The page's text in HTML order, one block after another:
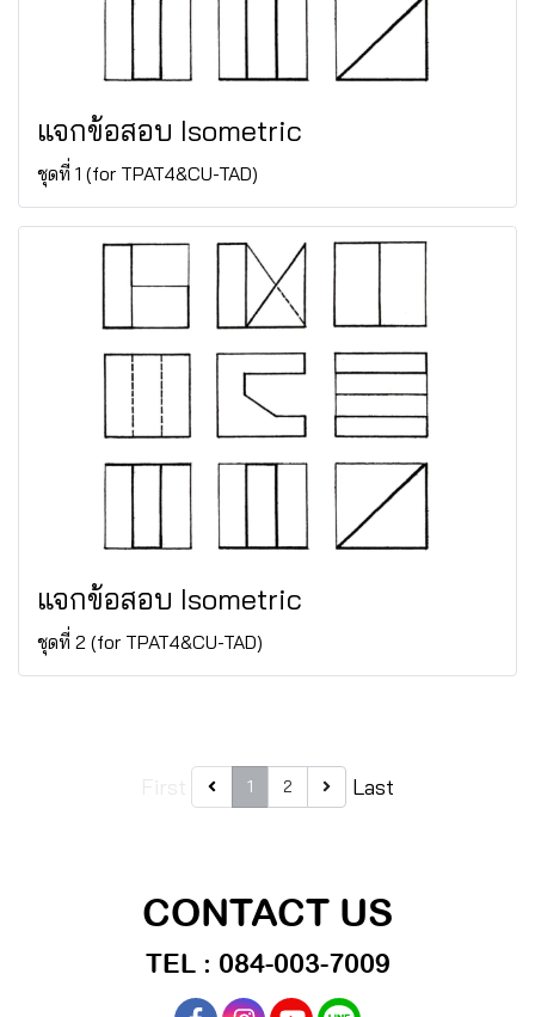
แจกข้อสอบ Isometric
ชุดที่ 1 (for TPAT4&CU-TAD)
แจกข้อสอบ Isometric
ชุดที่ 2 (for TPAT4&CU-TAD)
1 2 Last
CONTACT US
TEL : 084-003-7009